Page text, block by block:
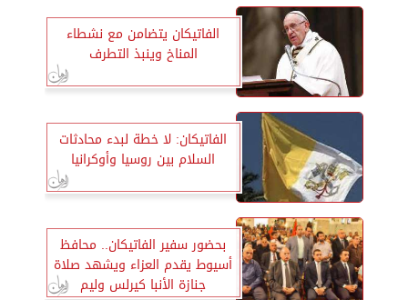
الفاتيكان يتضامن مع نشطاء
المناخ وينبذ التطرف
الفاتيكان: لا خطة لبدء محادثات
السلام بين روسيا وأوكرانيا
بحضور سفير الفاتيكان.. محافظ
أسيوط يقدم العزاء ويشهد صلاة
جنازة الأنبا كيرلس وليم